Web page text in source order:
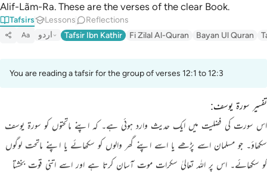
Alif-Lãm-Ra. These are the verses of the clear Book.
Tafsirs Lessons Reflections
Aa اردو Tafsir Ibn Kathir Fi Zilal Al-Quran Bayan Ul Quran
You are reading a tafsir for the group of verses 12:1 to 12:3
تفسیر سورۃ یوسف:
اس سورت کی فضلیت میں ایک حدیث وارد ہوئی ہے۔ کہ اپنے ماتحتوں کو سورۃ یوسف
سکھاؤ۔ جو مسلمان اسے پڑھے یا اسے اپنے گھر والوں کو سکھائے یا اپنے ماتحت لوگوں
کو سکھائے۔ اس پر اللہ تعالیٰ سکرات موت آسان کرتا ہے اور اسے اتنی قوت بخشتا